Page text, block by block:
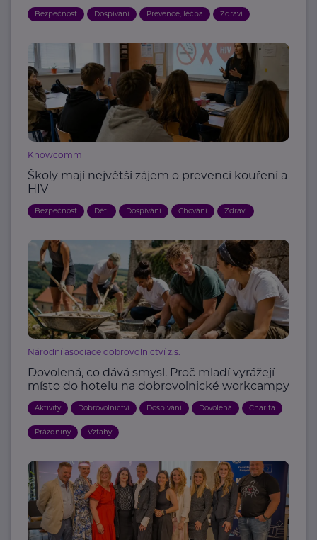
Bezpečnost Dospívání Prevence, léčba Zdraví
Knowcomm
Školy mají největší zájem o prevenci kouření a
HIV
Bezpečnost Děti Dospívání Chování Zdraví
Národní asociace dobrovolnictví z.s.
Dovolená, co dává smysl. Proč mladí vyrážejí
místo do hotelu na dobrovolnické workcampy
Aktivity Dobrovolnictví Dospívání Dovolená Charita
Prázdniny Vztahy